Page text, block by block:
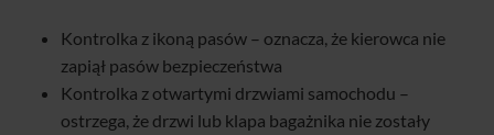
Kontrolka z ikoną pasów – oznacza, że kierowca nie
zapiął pasów bezpieczeństwa
Kontrolka z otwartymi drzwiami samochodu –
ostrzega, że drzwi lub klapa bagażnika nie zostały